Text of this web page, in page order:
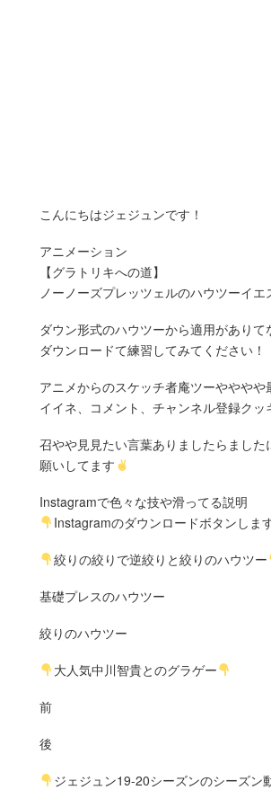
こんにちはジェジュンです！
アニメーション
【グラトリキへの道】
ノーノーズプレッツェルのハウツーイエ
ダウン形式のハウツーから適用がありて
ダウンロードて練習してみてください！
アニメからのスケッチ者庵ツーやややや
イイネ、コメント、チャンネル登録クッ
召やや見見たい言葉ありましたらました
願いしてます
Instagramで色々な技や滑ってる説明
Instagramのダウンロードボタンしま
絞りの絞りで逆絞りと絞りのハウツー
基礎プレスのハウツー
絞りのハウツー
大人気中川智貴とのグラゲー
前
後
ジェジュン19-20シーズンのシーズン